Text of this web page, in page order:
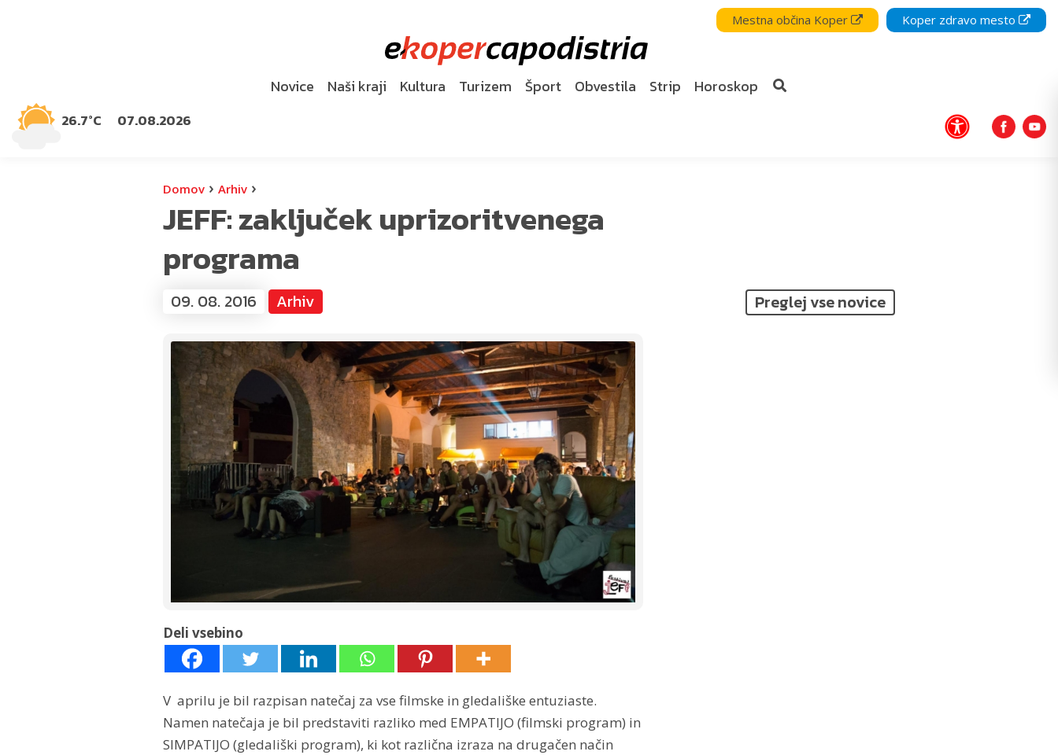
Mestna občina Koper Koper zdravo mesto
26.7°C 07.08.2026
Novice Naši kraji Kultura Turizem Šport Obvestila Strip Horoskop
Domov › Arhiv ›
JEFF: zaključek uprizoritvenega
programa
09. 08. 2016 Arhiv Preglej vse novice
Deli vsebino
V aprilu je bil razpisan natečaj za vse filmske in gledališke entuziaste.
Namen natečaja je bil predstaviti razliko med EMPATIJO (filmski program) in
SIMPATIJO (gledališki program), ki kot različna izraza na drugačen način